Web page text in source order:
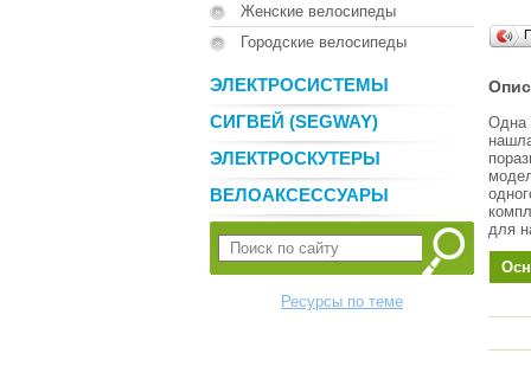
Женские велосипеды
Городские велосипеды
ЭЛЕКТРОСИСТЕМЫ
СИГВЕЙ (SEGWAY)
ЭЛЕКТРОСКУТЕРЫ
ВЕЛОАКСЕССУАРЫ
Ресурсы по теме
Одна
для